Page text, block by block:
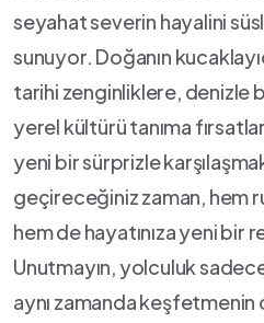
seyahat severin hayalini
sunuyor. Doğanın
tarihi zenginliklere,‌ denizle
yerel kültürü​ tanıma
yeni ​bir sürprizle
geçireceğiniz zaman, hem
hem de hayatınıza​ yeni bir
Unutmayın, yolculuk
aynı zamanda